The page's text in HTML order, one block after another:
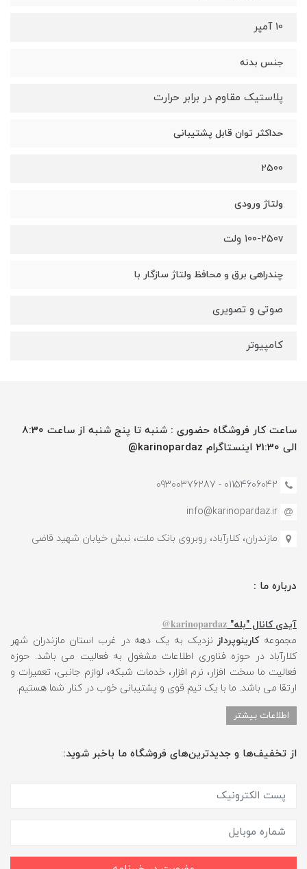
10 آمپر
جنس بدنه
پلاستیک مقاوم در برابر حرارت
حداکثر توان قابل پشتیبانی
2500
ولتاژ ورودی
۱۰۰-۲۵۰v ولت
چندراهی برق و محافظ ولتاژ سازگار با
صوتی و تصویری
کامپیوتر
ساعت کار فروشگاه حضوری : شنبه تا پنج شنبه از ساعت 8:30
الی 21:30 اینستاگرام karinopardaz@
01154606042 - 09300376287
info@karinopardaz.ir
مازندران، کلارآباد، روبروی بانک ملت، نبش خیابان شهید قاضی
درباره ما :
آیدی کانال "بله" karinopardaz@
مجموعهکارینوپرداز نزدیک به یک دهه در غرب استان مازندران شهر
کلارآباد در حوزه فناوری اطلاعات مشغول به فعالیت می باشد. حوزه
فعالیت ما سخت افزار، نرم افزار، خدمات شبکه، لوازم جانبی، تعمیرات و
ارتقا می باشد. ما با یک تیم قوی و پشتیبانی خوب در کنار شما هستیم.
اطلاعات بیشتر
از تخفیف‌ها و جدیدترین‌های فروشگاه ما باخبر شوید: